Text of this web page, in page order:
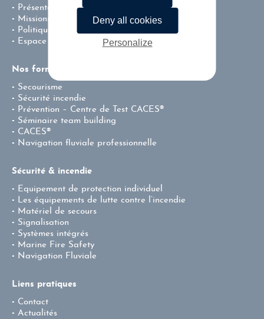
Présentation
Missions & valeurs
Politique environnementale de l’entreprise
Espace carrière
Nos formations
Secourisme
Sécurité incendie
Prévention – Centre de Test CACES®
Séminaire team building
CACES®
Navigation fluviale professionnelle
Sécurité & incendie
Equipement de protection individuel
Les équipements de lutte contre l’incendie
Matériel de secours
Signalisation
Systèmes intégrés
Marine Fire Safety
Navigation Fluviale
Liens pratiques
Contact
Actualités
Deny all cookies
Personalize